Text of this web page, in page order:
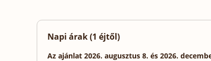
Napi árak (1 éjtől)
Az ajánlat 2026. augusztus 8. és 2026.